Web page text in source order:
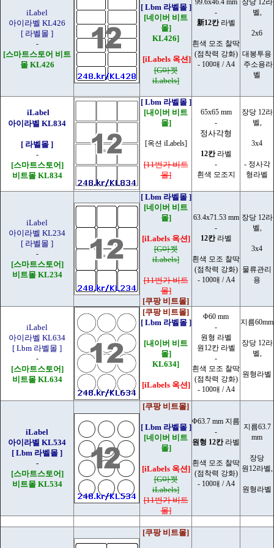
iLabel
아이라벨 KL426
[ 라벨몰 ]
-
[스마트스토어 비트
몰 KL426
[ Lbm 라벨몰 ]
[네이버 비트
몰]
KL426]
[iLabels 옥션]
[G마켓
iLabels]
99.6x46.4 mm
-
新12칸라벨
흰색 모조 찰딱
(점착력 강화)
- 100매 / A4
장당 12라
벨,
2x6
대봉투용
주소용라
벨
iLabel
아이라벨 KL834
[ 라벨몰 ]
-
[스마트스토어]
비트몰 KL834
[ Lbm 라벨몰 ]
[내이버 비트
몰]
[옥션 iLabels]
[11번가 비트
몰]
65x65 mm
-
정사각형
12칸라벨
-
흰색 모조지
장당 12라
벨,
3x4
- 정사각
형라벨
iLabel
아이라벨 KL234
[ 라벨몰 ]
-
[스마트스토어]
비트몰 KL234
[ Lbm 라벨몰 ]
[네이버 비트
몰]
[iLabels 옥션]
[G마켓
iLabels]
[11번가 비트
몰]
[쿠팡 비트몰]
63.4x71.53 mm
-
12칸라벨
흰색 모조 찰딱
(점착력 강화)
- 100매 / A4
장당 12라
벨,
3x4
물류관리
용
iLabel
아이라벨 KL634
[ Lbm 라벨몰 ]
-
[스마트스토어]
비트몰 KL634
[쿠팡 비트몰]
[ Lbm 라벨몰 ]
[내이버 비트
몰]
KL634]
[iLabels 옥션]
Φ60 mm
-
원형 라벨
원12칸 라벨
-
흰색 모조 찰딱
(점착력 강화)
- 100매 / A4
지름60mm
장당 12라
벨,
원형라벨
iLabel
아이라벨 KL534
[ Lbm 라벨몰 ]
-
[스마트스토어]
비트몰 KL534
[쿠팡 비트몰]
[ Lbm 라벨몰 ]
[네이버 비트
몰]
[iLabels 옥션]
[G마켓
iLabels]
[11번가 비트
몰]
Φ63.7 mm 지름
-
원형 12칸라벨
흰색 모조 찰딱
(점착력 강화)
- 100매 / A4
지름63.7
mm
장당
원12라벨,
원형라벨
[쿠팡 비트몰]